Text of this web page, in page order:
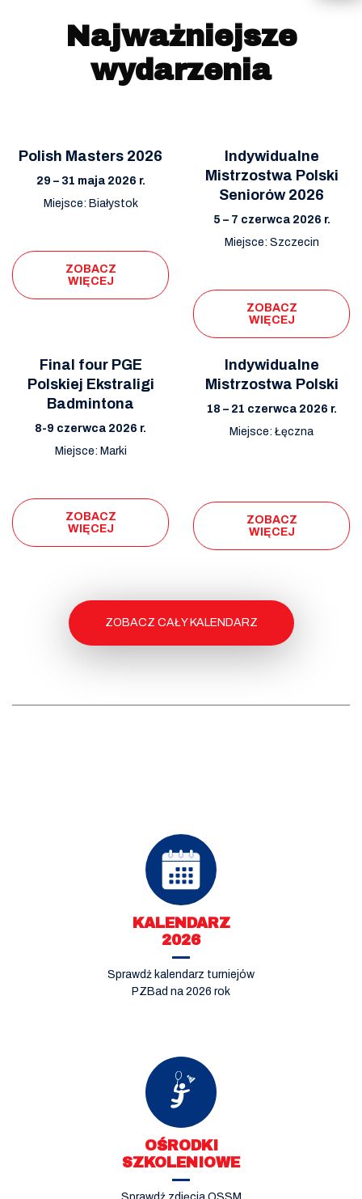
Najważniejsze
wydarzenia
Polish Masters 2026
29 – 31 maja 2026 r.
Miejsce: Białystok
ZOBACZ
WIĘCEJ
Indywidualne
Mistrzostwa Polski
Seniorów 2026
5 – 7 czerwca 2026 r.
Miejsce: Szczecin
ZOBACZ
WIĘCEJ
Final four PGE
Polskiej Ekstraligi
Badmintona
8-9 czerwca 2026 r.
Miejsce: Marki
ZOBACZ
WIĘCEJ
Indywidualne
Mistrzostwa Polski
18 – 21 czerwca 2026 r.
Miejsce: Łęczna
ZOBACZ
WIĘCEJ
ZOBACZ CAŁY KALENDARZ
KALENDARZ
2026
Sprawdź kalendarz turniejów
PZBad na 2026 rok
OŚRODKI
SZKOLENIOWE